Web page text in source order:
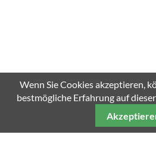
Wenn Sie Cookies akzeptieren,
bestmögliche Erfahrung auf